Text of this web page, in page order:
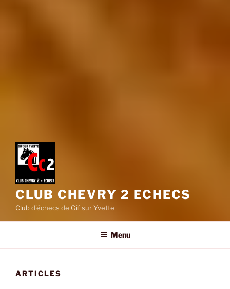
CLUB CHEVRY 2 ECHECS
Club d'échecs de Gif sur Yvette
Menu
ARTICLES